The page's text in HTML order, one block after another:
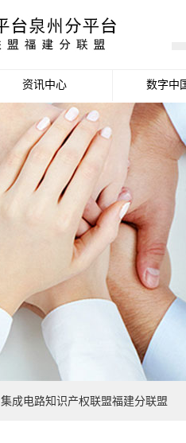
资讯中心
产业资讯
政策信息
活动公告
项目申报信息
数字中
集成电路知识产权联盟福建分联盟